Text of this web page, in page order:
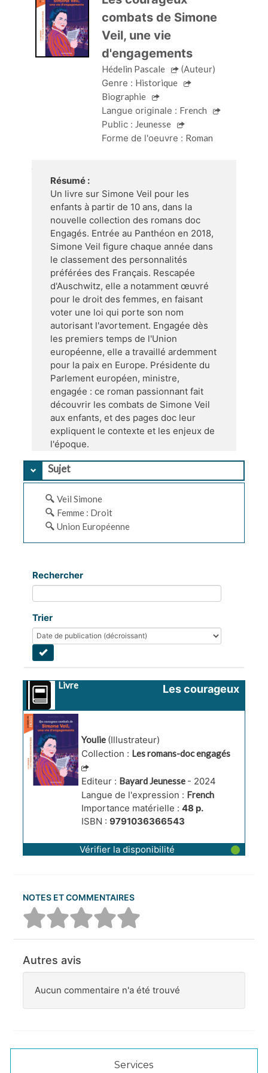
combats de Simone
Veil, une vie
d'engagements
Hédelin Pascale
(Auteur)
Genre : Historique
Biographie
Langue originale : French
Public : Jeunesse
Forme de l'oeuvre : Roman
Résumé :
Un livre sur Simone Veil pour les
enfants à partir de 10 ans, dans la
nouvelle collection des romans doc
Engagés. Entrée au Panthéon en 2018,
Simone Veil figure chaque année dans
le classement des personnalités
préférées des Français. Rescapée
d'Auschwitz, elle a notamment œuvré
pour le droit des femmes, en faisant
voter une loi qui porte son nom
autorisant l'avortement. Engagée dès
les premiers temps de l'Union
européenne, elle a travaillé ardemment
pour la paix en Europe. Présidente du
Parlement européen, ministre,
engagée : ce roman passionnant fait
découvrir les combats de Simone Veil
aux enfants, et des pages doc leur
expliquent le contexte et les enjeux de
l'époque.
Sujet
Veil Simone
Femme : Droit
Union Européenne
Rechercher
Trier
Livre
Les courageux
d'engagements
Youlie (Illustrateur)
Collection : Les romans-doc engagés
Editeur : Bayard Jeunesse - 2024
Langue de l'expression : French
Importance matérielle : 48 p.
ISBN : 9791036366543
Vérifier la disponibilité
NOTES ET COMMENTAIRES
Autres avis
Aucun commentaire n'a été trouvé
Services